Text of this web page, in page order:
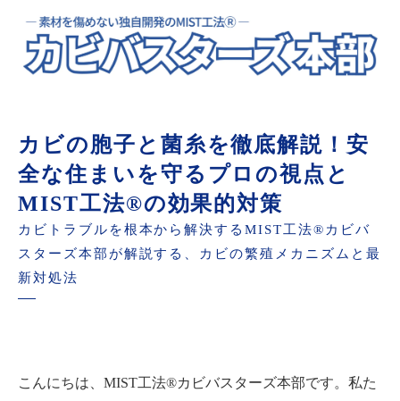
カビの胞子と菌糸を徹底解説！安
全な住まいを守るプロの視点と
MIST工法®の効果的対策
カビトラブルを根本から解決するMIST工法®カビバ
スターズ本部が解説する、カビの繁殖メカニズムと最
新対処法
こんにちは、MIST工法®カビバスターズ本部です。私た